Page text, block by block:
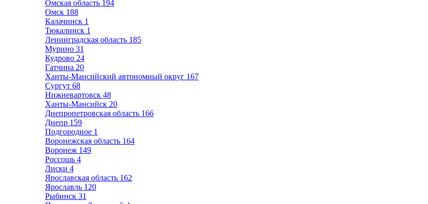
Омская область 194
Омск 188
Калачинск 1
Тюкалинск 1
Ленинградская область 185
Мурино 31
Кудрово 24
Гатчина 20
Ханты-Мансийский автономный округ 167
Сургут 68
Нижневартовск 48
Ханты-Мансийск 20
Днепропетровская область 166
Днепр 159
Подгородное 1
Воронежская область 164
Воронеж 149
Россошь 4
Лиски 4
Ярославская область 162
Ярославль 120
Рыбинск 31